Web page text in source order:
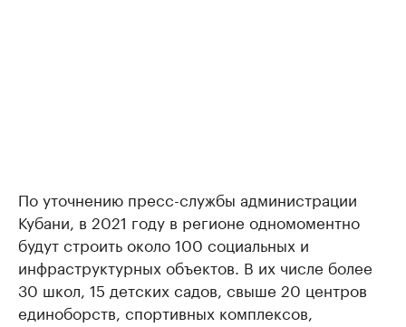
По уточнению пресс-службы администрации
Кубани, в 2021 году в регионе одномоментно
будут строить около 100 социальных и
инфраструктурных объектов. В их числе более
30 школ, 15 детских садов, свыше 20 центров
единоборств, спортивных комплексов,